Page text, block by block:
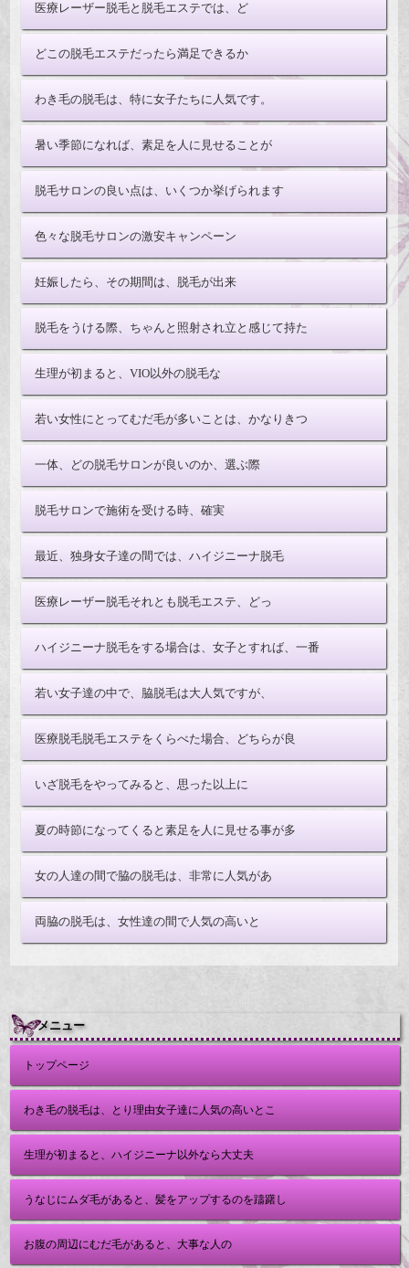
医療レーザー脱毛と脱毛エステでは、ど
どこの脱毛エステだったら満足できるか
わき毛の脱毛は、特に女子たちに人気です。
暑い季節になれば、素足を人に見せることが
脱毛サロンの良い点は、いくつか挙げられます
色々な脱毛サロンの激安キャンペーン
妊娠したら、その期間は、脱毛が出来
脱毛をうける際、ちゃんと照射され立と感じて持た
生理が初まると、VIO以外の脱毛な
若い女性にとってむだ毛が多いことは、かなりきつ
一体、どの脱毛サロンが良いのか、選ぶ際
脱毛サロンで施術を受ける時、確実
最近、独身女子達の間では、ハイジニーナ脱毛
医療レーザー脱毛それとも脱毛エステ、どっ
ハイジニーナ脱毛をする場合は、女子とすれば、一番
若い女子達の中で、脇脱毛は大人気ですが、
医療脱毛脱毛エステをくらべた場合、どちらが良
いざ脱毛をやってみると、思った以上に
夏の時節になってくると素足を人に見せる事が多
女の人達の間で脇の脱毛は、非常に人気があ
両脇の脱毛は、女性達の間で人気の高いと
メニュー
トップページ
わき毛の脱毛は、とり理由女子達に人気の高いとこ
生理が初まると、ハイジニーナ以外なら大丈夫
うなじにムダ毛があると、髪をアップするのを躊躇し
お腹の周辺にむだ毛があると、大事な人の